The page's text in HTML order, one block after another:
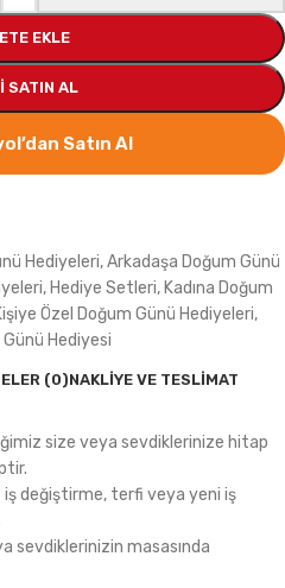
EKLE
SATIN AL
Satın Al
Hediyeleri,Arkadaşa Doğum Günü
,Hediye Setleri,Kadına Doğum
Özel Doğum Günü Hediyeleri,
Hediyesi
(0)NAKLIYE VE TESLIMAT
size veya sevdiklerinize hitap
iş değiştirme, terfi veya yeni iş
sevdiklerinizin masasında